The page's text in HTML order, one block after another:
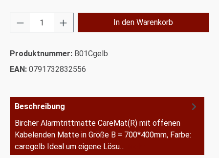
Produkt Anzahl: Gib den gewünschten
In den Warenkorb
Produktnummer: B01Cgelb
EAN: 0791732832556
Beschreibung
Bircher Alarmtrittmatte CareMat(R) mit offenen
Kabelenden Matte in Größe B = 700*400mm, Farbe:
caregelb Ideal um eigene Lösu…